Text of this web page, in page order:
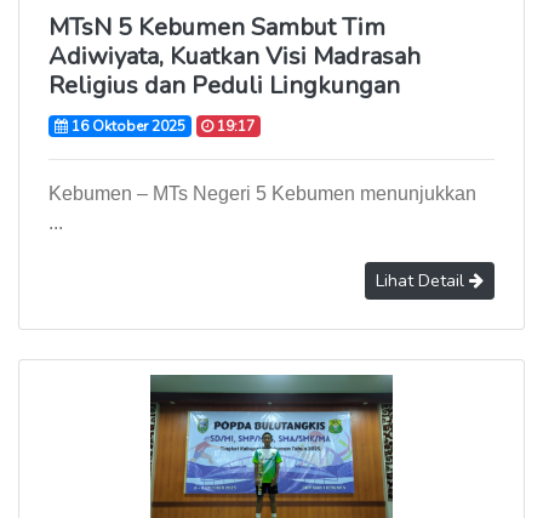
MTsN 5 Kebumen Sambut Tim
Adiwiyata, Kuatkan Visi Madrasah
Religius dan Peduli Lingkungan
16 Oktober 2025 19:17
Kebumen – MTs Negeri 5 Kebumen menunjukkan
...
Lihat Detail